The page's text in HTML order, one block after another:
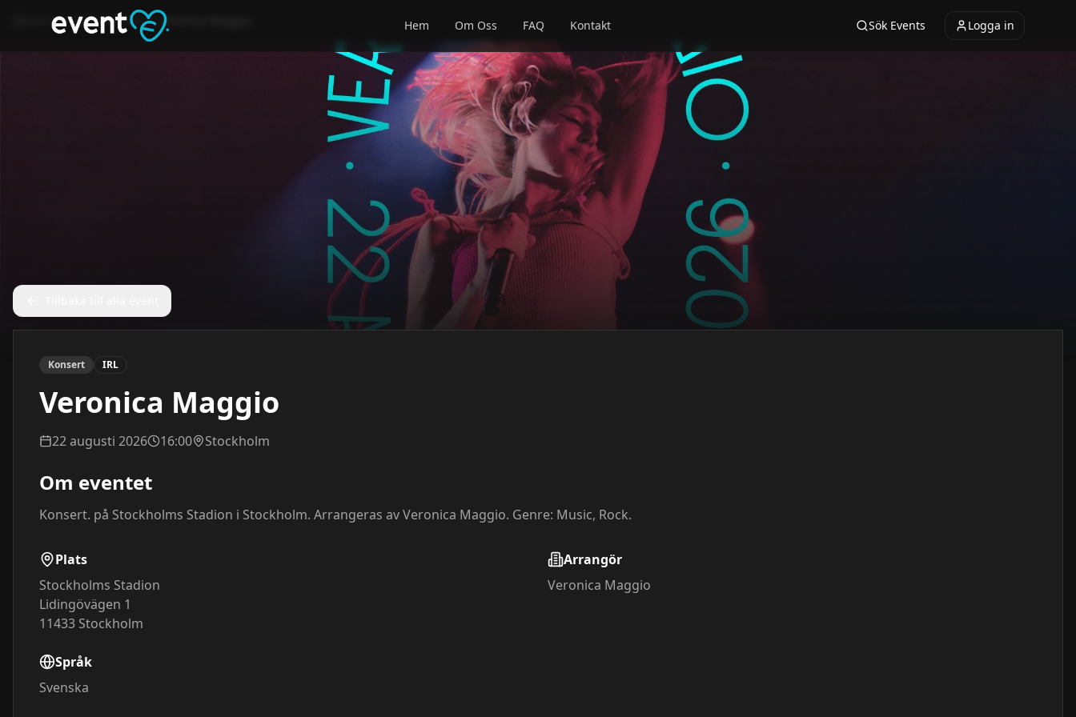
Hem Om Oss FAQ Kontakt Sök Events Logga in
Event Konsert Veronica Maggio
Konsert IRL
Veronica Maggio
22 augusti 2026 16:00 Stockholm
Om eventet
Konsert. på Stockholms Stadion i Stockholm. Arrangeras av Veronica Maggio. Genre: Music, Rock.
Plats
Stockholms Stadion
Lidingövägen 1
11433 Stockholm
Arrangör
Veronica Maggio
Språk
Svenska